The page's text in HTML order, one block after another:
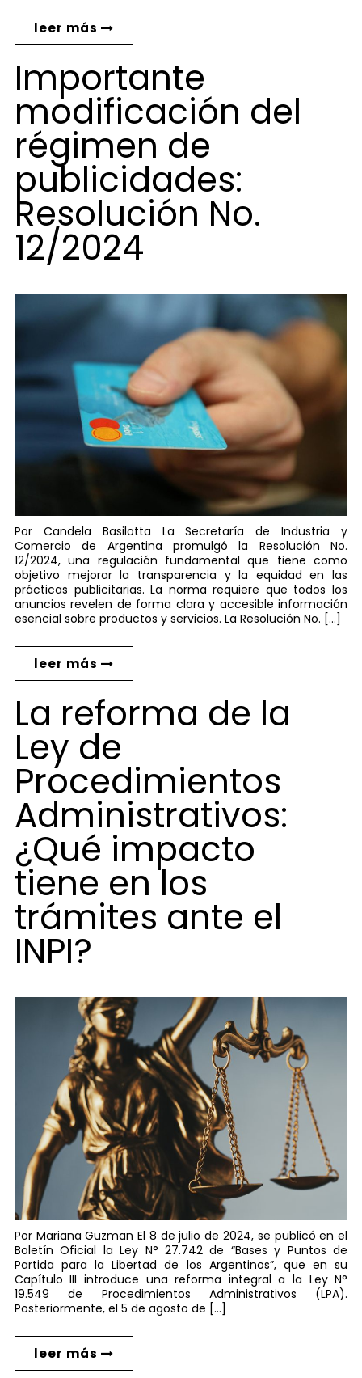
leer más
Importante
modificación del
régimen de
publicidades:
Resolución No.
12/2024
Por Candela Basilotta La Secretaría de Industria y
Comercio de Argentina promulgó la Resolución No.
12/2024, una regulación fundamental que tiene como
objetivo mejorar la transparencia y la equidad en las
prácticas publicitarias. La norma requiere que todos los
anuncios revelen de forma clara y accesible información
esencial sobre productos y servicios. La Resolución No. […]
leer más
La reforma de la
Ley de
Procedimientos
Administrativos:
¿Qué impacto
tiene en los
trámites ante el
INPI?
Por Mariana Guzman El 8 de julio de 2024, se publicó en el
Boletín Oficial la Ley N° 27.742 de “Bases y Puntos de
Partida para la Libertad de los Argentinos”, que en su
Capítulo III introduce una reforma integral a la Ley N°
19.549 de Procedimientos Administrativos (LPA).
Posteriormente, el 5 de agosto de […]
leer más